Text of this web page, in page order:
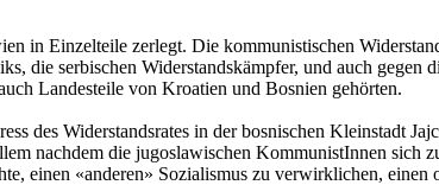
in Einzelteile zerlegt. Die kommunistischen
die serbischen Widerstandskämpfer, und auch
Landesteile von Kroatien und Bosnien gehörten.
des Widerstandsrates in der bosnischen Kleinstadt
nachdem die jugoslawischen KommunistInnen
einen «anderen» Sozialismus zu verwirklichen, einen